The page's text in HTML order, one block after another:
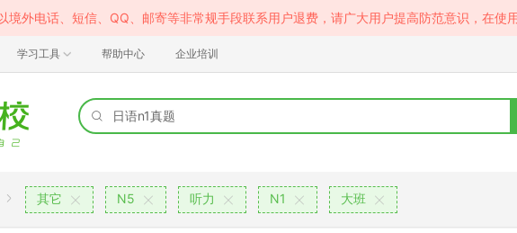
境外电话、短信、QQ、邮寄等非常规手段联系用户退费，请广大用户提高防范意识，在使
学习工具 帮助中心 企业培训
其它 N5 听力 N1 大班